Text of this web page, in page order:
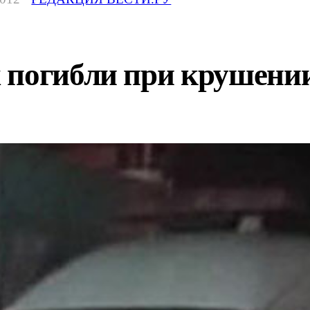
при крушении